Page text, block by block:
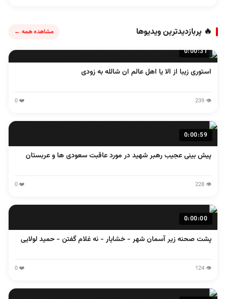
🔥 پربازدیدترین ویدیوها مشاهده همه ←
0:00:31
استوری زیبا از الا یا اهل عالم ان شالله به زودی
👁️ 239
❤️ 0
0:00:59
پیش بینی عجیب رهبر شهید در مورد عاقبت سعودی ها و عربستان
👁️ 228
❤️ 0
0:00:00
پشت صحنه زیر آسمان شهر - خشایار - نه غلام گفتن - حمید لولایی
👁️ 124
❤️ 0